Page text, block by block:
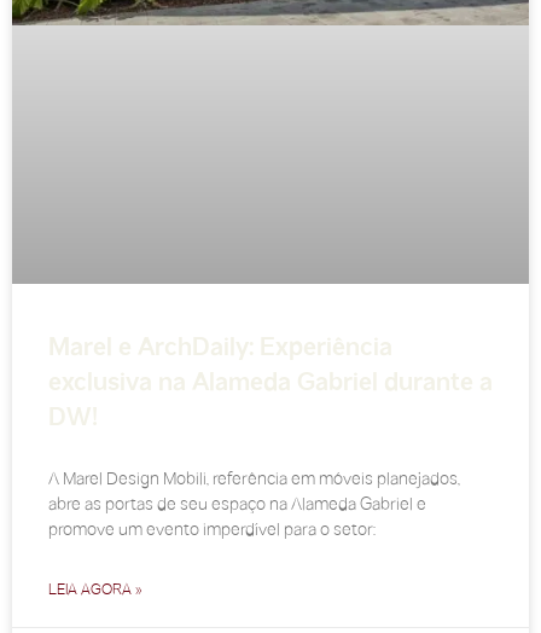
Marel e ArchDaily: Experiência
exclusiva na Alameda Gabriel durante a
DW!
A Marel Design Mobili, referência em móveis planejados,
abre as portas de seu espaço na Alameda Gabriel e
promove um evento imperdível para o setor:
LEIA AGORA »